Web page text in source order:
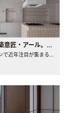
大注目の建築意匠・アール。人気の理由と空間に取り入れるポイント
リノベーションで近年注目が集まる建築意匠の一つであるアール..